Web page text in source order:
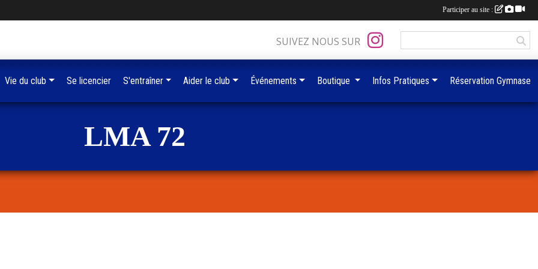
LMA 72
SUIVEZ NOUS SUR
Vie du club Se licencier S'entraîner Aider le club Événements Boutique Infos Pratiques Réservation Gymnase
Participer au site :